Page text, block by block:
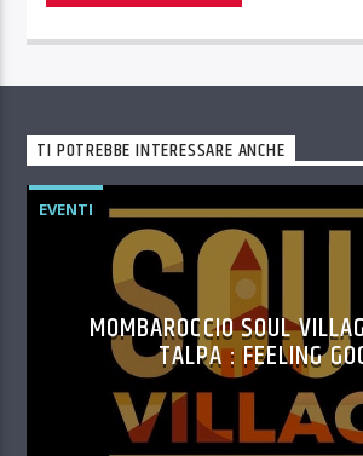
TI POTREBBE INTERESSARE ANCHE
EVENTI
MOMBAROCCIO SOUL
TALPA : FEELING